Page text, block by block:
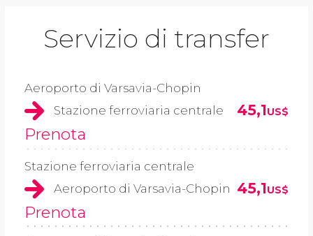
Servizio di transfer
Aeroporto di Varsavia-Chopin
Stazione ferroviaria centrale
45,1US$
Prenota
Stazione ferroviaria centrale
Aeroporto di Varsavia-Chopin 45,1US$
Prenota